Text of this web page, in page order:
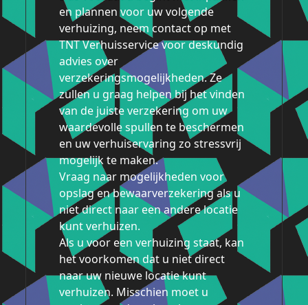
en plannen voor uw volgende
verhuizing, neem contact op met
TNT Verhuisservice voor deskundig
advies over
verzekeringsmogelijkheden. Ze
zullen u graag helpen bij het vinden
van de juiste verzekering om uw
waardevolle spullen te beschermen
en uw verhuiservaring zo stressvrij
mogelijk te maken.
Vraag naar mogelijkheden voor
opslag en bewaarverzekering als u
niet direct naar een andere locatie
kunt verhuizen.
Als u voor een verhuizing staat, kan
het voorkomen dat u niet direct
naar uw nieuwe locatie kunt
verhuizen. Misschien moet u